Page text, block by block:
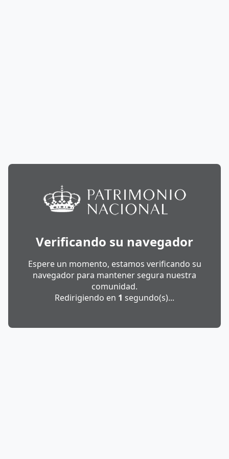
Verificando su navegador
Espere un momento, estamos verificando su
navegador para mantener segura nuestra
comunidad.
Redirigiendo en 1 segundo(s)...